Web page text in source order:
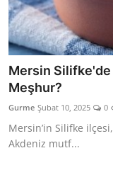
Mersin Silifke'de
Meşhur?
Gurme Şubat 10, 2025 0
Mersin’in Silifke
Akdeniz mutf...